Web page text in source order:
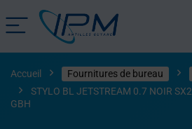
Accueil Fournitures de bureau
STYLO BL JETSTREAM 0.7 NOIR
GBH